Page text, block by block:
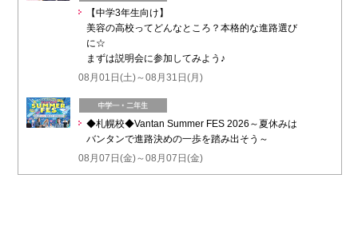
【中学3年生向け】
美容の高校ってどんなところ？本格的な進路選び
に☆
まずは説明会に参加してみよう♪
08月01日(土)～08月31日(月)
◆札幌校◆Vantan Summer FES 2026～夏休みは
バンタンで進路決めの一歩を踏み出そう～
08月07日(金)～08月07日(金)